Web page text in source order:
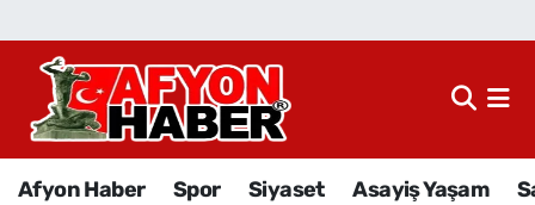
Afyon Haber Spor Siyaset Asayiş Yaşam
Afyon Haber